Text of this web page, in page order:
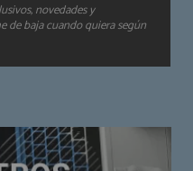
novedades y
de baja cuando quiera según